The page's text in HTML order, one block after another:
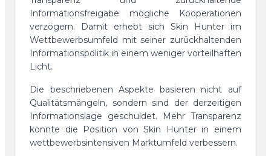
Informationsfreigabe mögliche Kooperationen
verzögern. Damit erhebt sich Skin Hunter im
Wettbewerbsumfeld mit seiner zurückhaltenden
Informationspolitik in einem weniger vorteilhaften
Licht.
Die beschriebenen Aspekte basieren nicht auf
Qualitätsmängeln, sondern sind der derzeitigen
Informationslage geschuldet. Mehr Transparenz
könnte die Position von Skin Hunter in einem
wettbewerbsintensiven Marktumfeld verbessern.